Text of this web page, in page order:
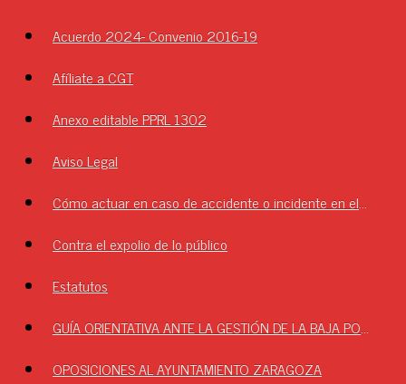
Acuerdo 2024- Convenio 2016-19
Afíliate a CGT
Anexo editable PPRL 1302
Aviso Legal
Cómo actuar en caso de accidente o incidente en el Ayuntamiento.
Contra el expolio de lo público
Estatutos
GUÍA ORIENTATIVA ANTE LA GESTIÓN DE LA BAJA POR LA MAZ
OPOSICIONES AL AYUNTAMIENTO ZARAGOZA